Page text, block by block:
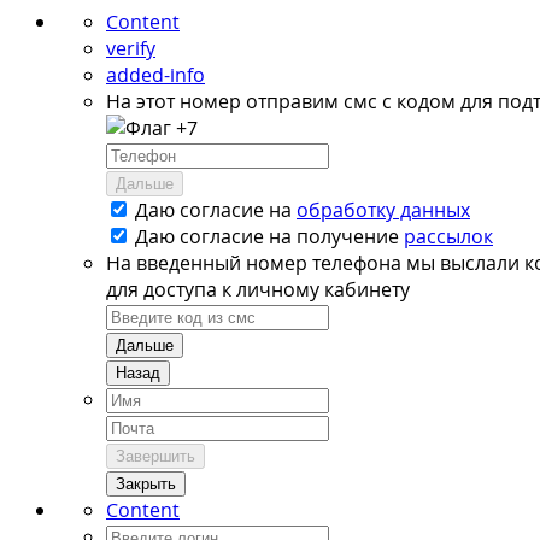
Content
verify
added-info
На этот номер отправим смс с кодом для
+7
Дальше
Даю согласие на обработку данных
Даю согласие на получение рассылок
На введенный номер телефона мы выслали
для доступа к личному кабинету
Дальше
Назад
Завершить
Закрыть
Content